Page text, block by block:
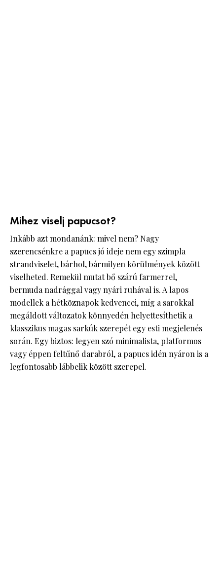
Mihez viselj papucsot?
Inkább azt mondanánk: mivel nem? Nagy
szerencsénkre a papucs jó ideje nem egy szimpla
strandviselet, bárhol, bármilyen körülmények között
viselheted. Remekül mutat bő szárú farmerrel,
bermuda nadrággal vagy nyári ruhával is. A lapos
modellek a hétköznapok kedvencei, míg a sarokkal
megáldott változatok könnyedén helyettesíthetik a
klasszikus magas sarkúk szerepét egy esti megjelenés
során. Egy biztos: legyen szó minimalista, platformos
vagy éppen feltűnő darabról, a papucs idén nyáron is a
legfontosabb lábbelik között szerepel.